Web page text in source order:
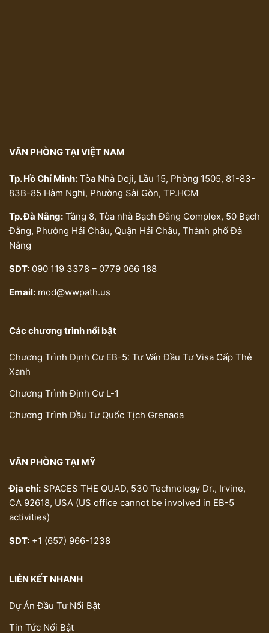
VĂN PHÒNG TẠI VIỆT NAM
Tp. Hồ Chí Minh: Tòa Nhà Doji, Lầu 15, Phòng 1505, 81-83-
83B-85 Hàm Nghi, Phường Sài Gòn, TP.HCM
Tp. Đà Nẵng: Tầng 8, Tòa nhà Bạch Đằng Complex, 50 Bạch
Đằng, Phường Hải Châu, Quận Hải Châu, Thành phố Đà
Nẵng
SDT: 090 119 3378 – 0779 066 188
Email: mod@wwpath.us
Các chương trình nổi bật
Chương Trình Định Cư EB-5: Tư Vấn Đầu Tư Visa Cấp Thẻ
Xanh
Chương Trình Định Cư L-1
Chương Trình Đầu Tư Quốc Tịch Grenada
VĂN PHÒNG TẠI MỸ
Địa chỉ: SPACES THE QUAD, 530 Technology Dr., Irvine,
CA 92618, USA (US office cannot be involved in EB-5
activities)
SDT: +1 (657) 966-1238
LIÊN KẾT NHANH
Dự Án Đầu Tư Nổi Bật
Tin Tức Nổi Bật